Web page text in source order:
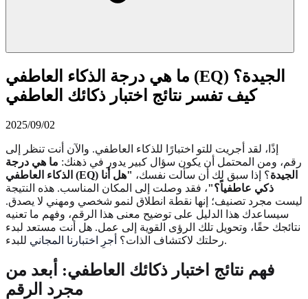
ما هي درجة الذكاء العاطفي (EQ) الجيدة؟
كيف تفسر نتائج اختبار ذكائك العاطفي
2025/09/02
إذًا، لقد أجريت للتو اختبارًا للذكاء العاطفي. والآن أنت تنظر إلى
رقم، ومن المحتمل أن يكون سؤال كبير يدور في ذهنك: ما هي درجة
الذكاء العاطفي (EQ) الجيدة؟ إذا سبق لك أن سألت نفسك، "هل أنا
ذكي عاطفياً؟"، فقد وصلت إلى المكان المناسب. هذه النتيجة
ليست مجرد تصنيف؛ إنها نقطة انطلاق لنمو شخصي ومهني لا يصدق.
سيساعدك هذا الدليل على توضيح معنى هذا الرقم، وفهم ما تعنيه
نتائجك حقًا، وتحويل تلك الرؤى القوية إلى عمل. هل أنت مستعد لبدء
رحلتك لاكتشاف الذات؟ أجرِ اختبارنا المجاني للبدء.
فهم نتائج اختبار ذكائك العاطفي: أبعد من
مجرد الرقم